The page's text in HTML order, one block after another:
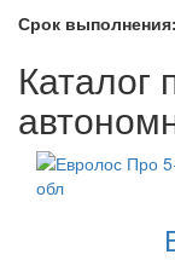
Срок выполнения:
Каталог